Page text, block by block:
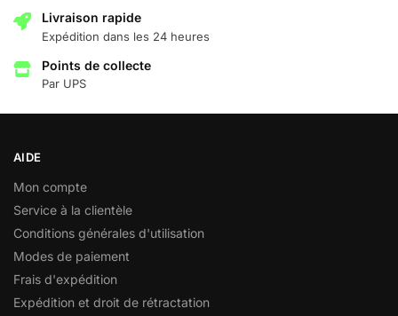
Livraison rapide
Expédition dans les 24 heures
Points de collecte
Par UPS
AIDE
Mon compte
Service à la clientèle
Conditions générales d'utilisation
Modes de paiement
Frais d'expédition
Expédition et droit de rétractation